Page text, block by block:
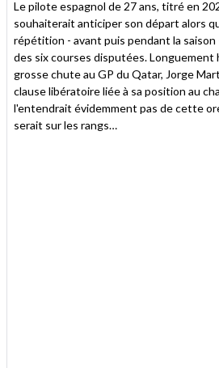
Le pilote espagnol de 27 ans, titré en
souhaiterait anticiper son départ alors
répétition - avant puis pendant la
des six courses disputées. Longuement
grosse chute au GP du Qatar, Jorge
clause libératoire liée à sa position au
l'entendrait évidemment pas de cette
serait sur les rangs…